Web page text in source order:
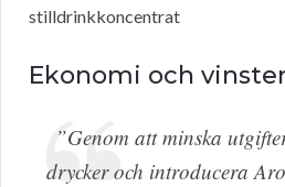
stilldrinkkoncentrat
Ekonomi och
”Genom att minska
drycker och introducera